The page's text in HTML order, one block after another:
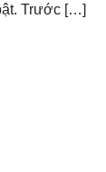
Trước […]